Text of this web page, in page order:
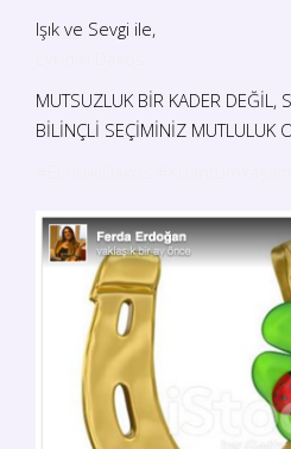
Işık ve Sevgi ile,
MUTSUZLUK BİR KADER DEĞİL,
BİLİNÇLİ SEÇİMİNİZ MUTLULUK